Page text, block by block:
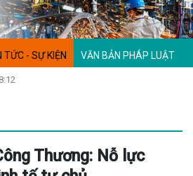
TỨC - SỰ KIỆN VĂN BẢN PHÁP LUẬT
Thương: Nỗ lực